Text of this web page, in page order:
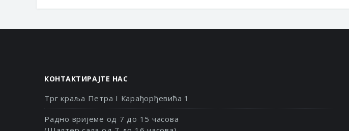
КОНТАКТИРАЈТЕ НАС
Трг краља Петра I Карађорђевића 1
Радно вријеме од 7 до 15 часова